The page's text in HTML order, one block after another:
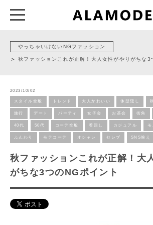
やっちゃいけないNGファッション
秋ファッションこれが正解！大人女性がやりがちな3
2023/10/02
スタイル全般 トレンド 大人かわいい 体型隠し 秋
旅行 デート パーティ 女子会 お茶会 街角
40代 50代 コーデ全般 着回し カジュアル
ふんわり モテコーデ オシャレ セレブ SNS映え
秋ファッションこれが正解！大
がちな3つのNGポイント